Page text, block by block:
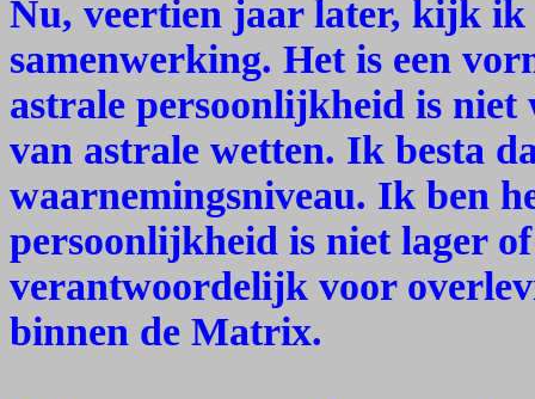
Nu, veertien jaar later, kijk ik
samenwerking. Het is een
astrale persoonlijkheid is niet
van astrale wetten. Ik besta
waarnemingsniveau. Ik ben
persoonlijkheid is niet lager
verantwoordelijk voor
binnen de Matrix.